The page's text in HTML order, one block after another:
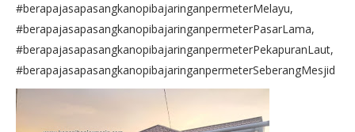
#berapajasapasangkanopibajaringanpermeterMelayu,
#berapajasapasangkanopibajaringanpermeterPasarLama,
#berapajasapasangkanopibajaringanpermeterPekapuranLaut,
#berapajasapasangkanopibajaringanpermeterSeberangMesjid